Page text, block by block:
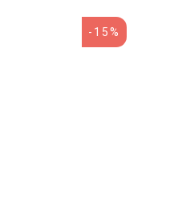
-15%